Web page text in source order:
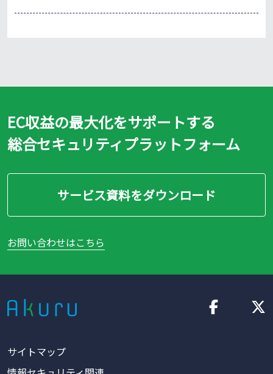
EC収益の最大化をサポートする
総合セキュリティプラットフォーム
サービス資料をダウンロード
お問い合わせはこちら
サイトマップ